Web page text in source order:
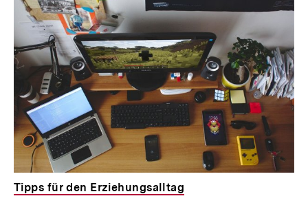
Tipps für den Erziehungsalltag